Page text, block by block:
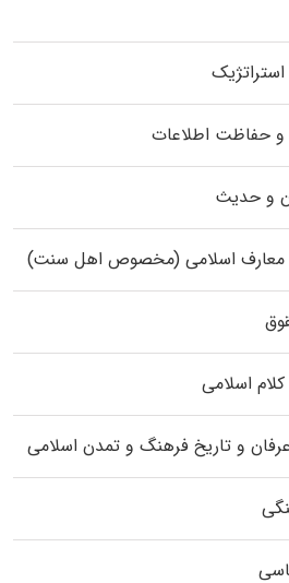
و حفاظت اطلاعات
و حدیث
و معارف اسلامی (مخصوص اهل سنت)
اسلامی
و تاریخ فرهنگ و تمدن اسلامی